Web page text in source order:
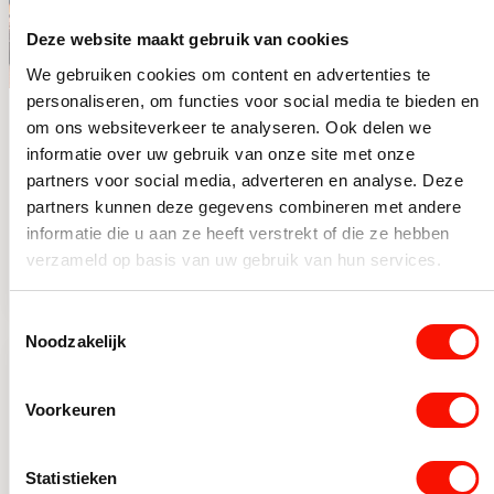
Deze website maakt gebruik van cookies
We gebruiken cookies om content en advertenties te
personaliseren, om functies voor social media te bieden en
om ons websiteverkeer te analyseren. Ook delen we
informatie over uw gebruik van onze site met onze
partners voor social media, adverteren en analyse. Deze
partners kunnen deze gegevens combineren met andere
informatie die u aan ze heeft verstrekt of die ze hebben
verzameld op basis van uw gebruik van hun services.
Noodzakelijk
Voorkeuren
Statistieken
Chique 4-lichts
plafondlamp zwart
met smoke glas
vierkant
Op voorraad
99,99
Oorspronkelijke prijs was: 99,99.
79,99
Huidige prijs is: 79,99.
Chique 4-lichts plafondlamp zwart met smoke glas
Chique 8-lichts
hanglamp zwart
met goud
Beperkt op voorraad
439,95
Oorspronkelijke prijs was:
Huidige prijs is: 299,95.
Chique 8-lichts hanglamp
-38%